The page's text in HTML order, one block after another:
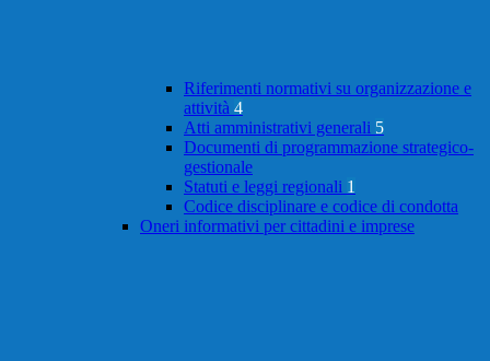
Riferimenti normativi su organizzazione e
attività 4
Atti amministrativi generali 5
Documenti di programmazione strategico-
gestionale
Statuti e leggi regionali 1
Codice disciplinare e codice di condotta
Oneri informativi per cittadini e imprese